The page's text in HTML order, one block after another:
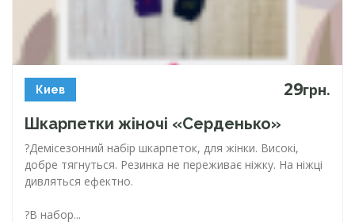
Киев 29грн.
Шкарпетки жіночі «Серденько»
?Демісезонний набір шкарпеток, для жінки. Високі,
добре тягнуться. Резинка не переживає ніжку. На ніжці
дивляться ефектно.
?В набор...